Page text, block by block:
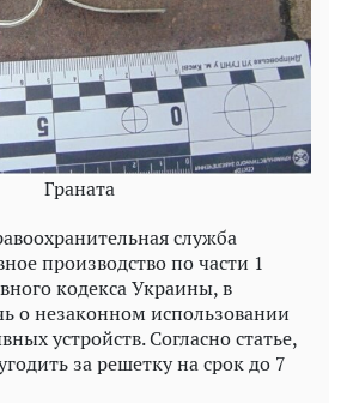
Граната
служба
производство по части 1
кодекса Украины, в
о незаконном использовании
устройств. Согласно статье,
за решетку на срок до 7